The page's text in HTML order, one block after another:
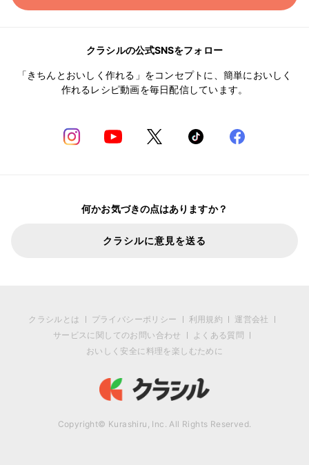
クラシルの公式SNSをフォロー
「きちんとおいしく作れる」をコンセプトに、簡単においしく
作れるレシピ動画を毎日配信しています。
何かお気づきの点はありますか？
クラシルに意見を送る
クラシルとは プライバシーポリシー 利用規約
運営会社
サービスに関してのお問い合わせ
よくある質問
おいしく安全に料理を楽しむために
Copyright© Kurashiru, Inc. All Rights Reserved.